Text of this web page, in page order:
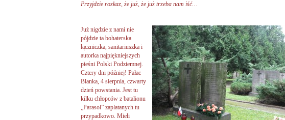
Przyjdzie rozkaz, że już, że już trzeba nam iść…
Już nigdzie z nami nie
pójdzie ta bohaterska
łączniczka, sanitariuszka i
autorka najpiękniejszych
pieśni Polski Podziemnej.
Cztery dni później! Pałac
Blanka, 4 sierpnia, czwarty
dzień powstania. Jest tu
kilku chłopców z batalionu
„Parasol” zaplatanych tu
przypadkowo. Mieli